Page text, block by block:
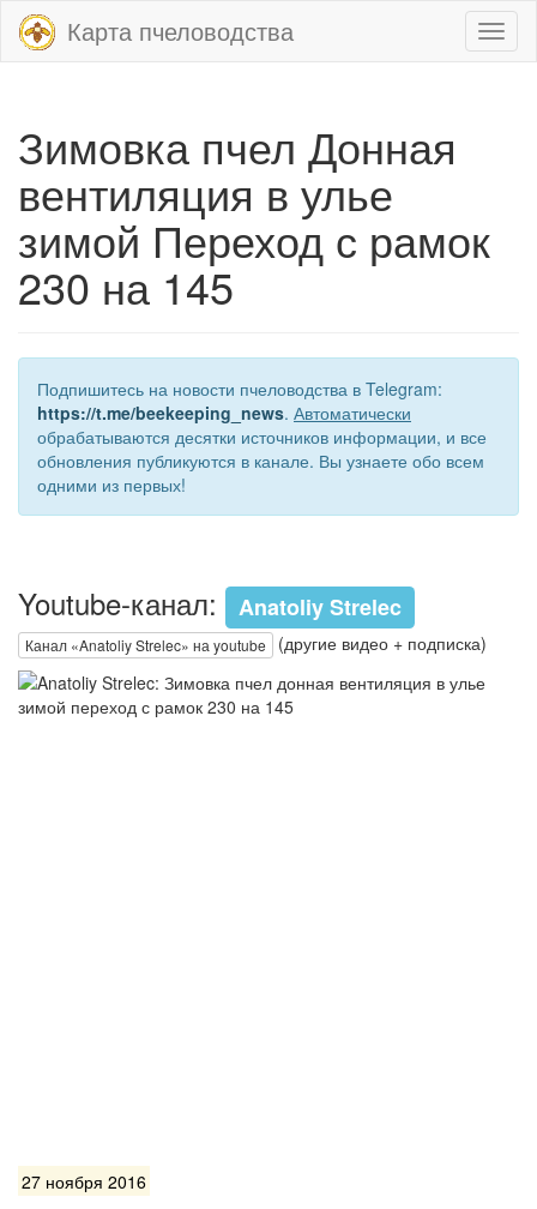
Карта пчеловодства
Зимовка пчел Донная
вентиляция в улье
зимой Переход с рамок
230 на 145
Подпишитесь на новости пчеловодства в Telegram:
https://t.me/beekeeping_news. Автоматически
обрабатываются десятки источников информации, и все
обновления публикуются в канале. Вы узнаете обо всем
одними из первых!
Youtube-канал: Anatoliy Strelec
Канал «Anatoliy Strelec» на youtube (другие видео + подписка)
27 ноября 2016